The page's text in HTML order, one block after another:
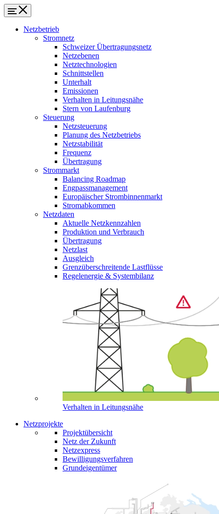
Netzbetrieb
Stromnetz
Schweizer Übertragungsnetz
Netzebenen
Netztechnologien
Schnittstellen
Unterhalt
Emissionen
Verhalten in Leitungsnähe
Stern von Laufenburg
Steuerung
Netzsteuerung
Planung des Netzbetriebs
Netzstabilität
Frequenz
Übertragung
Strommarkt
Balancing Roadmap
Engpassmanagement
Europäischer Strombinnenmarkt
Stromabkommen
Netzdaten
Aktuelle Netzkennzahlen
Produktion und Verbrauch
Übertragung
Netzlast
Ausgleich
Grenzüberschreitende Lastflüsse
Regelenergie & Systembilanz
Verhalten in Leitungsnähe
Netzprojekte
Projektübersicht
Netz der Zukunft
Netzexpress
Bewilligungsverfahren
Grundeigentümer